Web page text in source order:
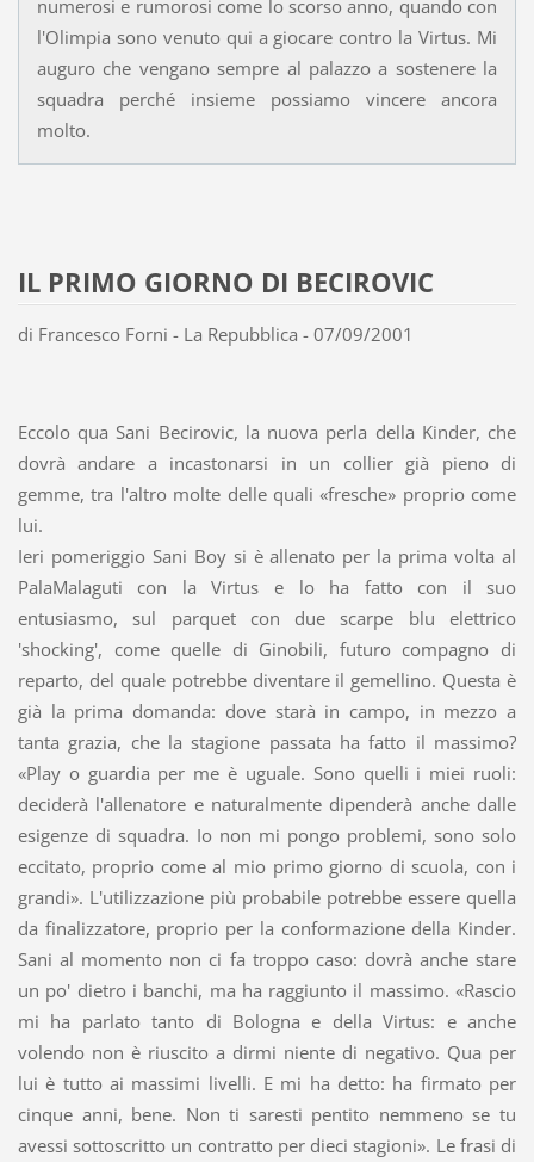
numerosi e rumorosi come lo scorso anno, quando con
l'Olimpia sono venuto qui a giocare contro la Virtus. Mi
auguro che vengano sempre al palazzo a sostenere la
squadra perché insieme possiamo vincere ancora
molto.
IL PRIMO GIORNO DI BECIROVIC
di Francesco Forni - La Repubblica - 07/09/2001
Eccolo qua Sani Becirovic, la nuova perla della Kinder, che
dovrà andare a incastonarsi in un collier già pieno di
gemme, tra l'altro molte delle quali «fresche» proprio come
lui.
Ieri pomeriggio Sani Boy si è allenato per la prima volta al
PalaMalaguti con la Virtus e lo ha fatto con il suo
entusiasmo, sul parquet con due scarpe blu elettrico
'shocking', come quelle di Ginobili, futuro compagno di
reparto, del quale potrebbe diventare il gemellino. Questa è
già la prima domanda: dove starà in campo, in mezzo a
tanta grazia, che la stagione passata ha fatto il massimo?
«Play o guardia per me è uguale. Sono quelli i miei ruoli:
deciderà l'allenatore e naturalmente dipenderà anche dalle
esigenze di squadra. Io non mi pongo problemi, sono solo
eccitato, proprio come al mio primo giorno di scuola, con i
grandi». L'utilizzazione più probabile potrebbe essere quella
da finalizzatore, proprio per la conformazione della Kinder.
Sani al momento non ci fa troppo caso: dovrà anche stare
un po' dietro i banchi, ma ha raggiunto il massimo. «Rascio
mi ha parlato tanto di Bologna e della Virtus: e anche
volendo non è riuscito a dirmi niente di negativo. Qua per
lui è tutto ai massimi livelli. E mi ha detto: ha firmato per
cinque anni, bene. Non ti saresti pentito nemmeno se tu
avessi sottoscritto un contratto per dieci stagioni». Le frasi di